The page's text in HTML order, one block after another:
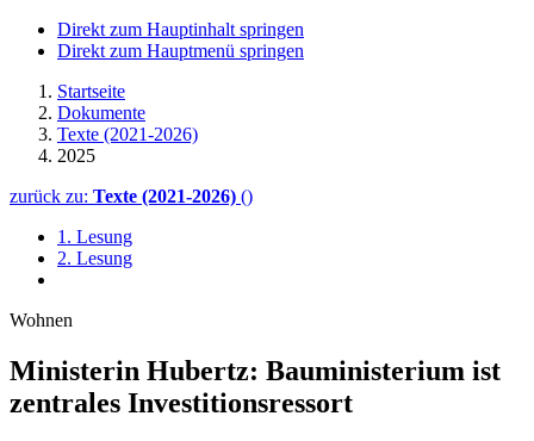
Direkt zum Hauptinhalt springen
Direkt zum Hauptmenü springen
Startseite
Dokumente
Texte (2021-2026)
2025
zurück zu: Texte (2021-2026) ()
1. Lesung
2. Lesung
Wohnen
Ministerin Hubertz: Bauministerium ist
zentrales Investitionsressort